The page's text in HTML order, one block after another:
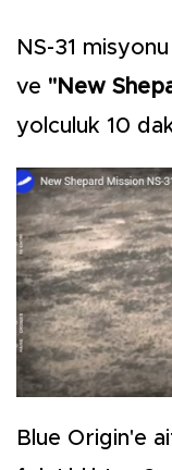
NS-31
ve "New
yolculuk 10
Blue Origin'e